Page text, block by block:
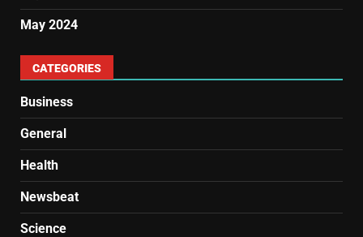
May 2024
CATEGORIES
Business
General
Health
Newsbeat
Science